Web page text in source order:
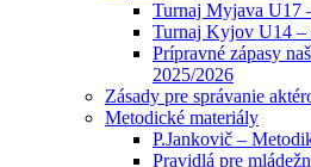
Turnaj Myjava U17
Turnaj Kyjov U14 –
Prípravné zápasy
2025/2026
Zásady pre správanie
Metodické materiály
P.Jankovič –
Pravidlá pre